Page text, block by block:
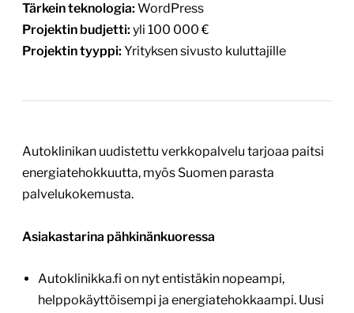
Tärkein teknologia: WordPress
Projektin budjetti: yli 100 000 €
Projektin tyyppi: Yrityksen sivusto kuluttajille
Autoklinikan uudistettu verkkopalvelu tarjoaa paitsi
energiatehokkuutta, myös Suomen parasta
palvelukokemusta.
Asiakastarina pähkinänkuoressa
Autoklinikka.fi on nyt entistäkin nopeampi,
helppokäyttöisempi ja energiatehokkaampi. Uusi